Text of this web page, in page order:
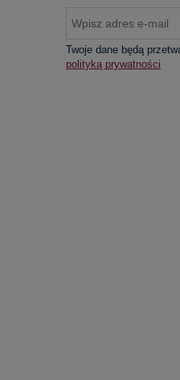
Twoje dane będą
polityką prywatności